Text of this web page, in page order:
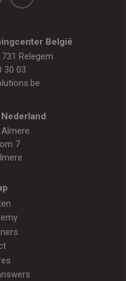
België
Relegem
30 03
7